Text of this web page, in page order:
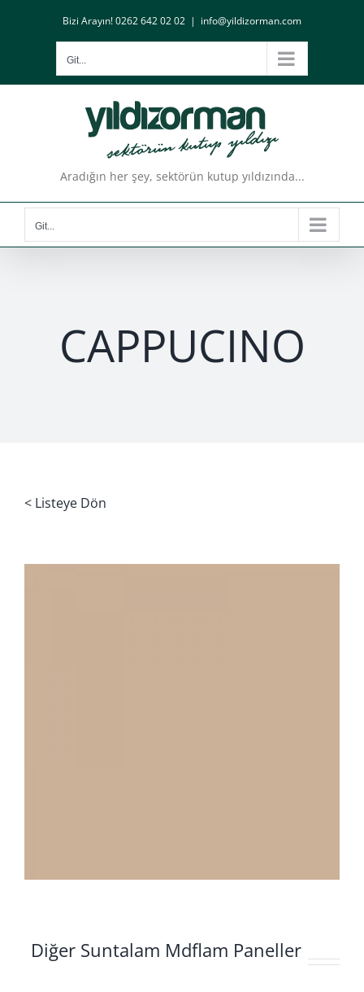
Bizi Arayın! 0262 642 02 02 | info@yildizorman.com
Git...
Aradığın her şey, sektörün kutup yıldızında...
Git...
CAPPUCINO
< Listeye Dön
Diğer Suntalam Mdflam Paneller